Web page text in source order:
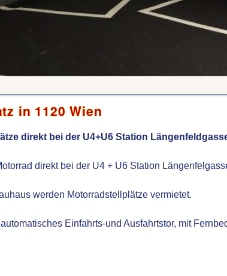
in 1120 Wien
direkt bei der U4+U6 Station
direkt bei der U4 + U6 Station
werden Motorradstellplätze vermietet.
Einfahrts-und Ausfahrtstor, mit